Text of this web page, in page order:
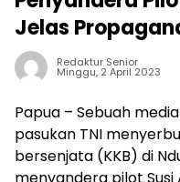
Jelas
Redaktur Senior
Minggu, 2 April 2023
Papua – Sebuah
pasukan TNI
bersenjata (KKB) di